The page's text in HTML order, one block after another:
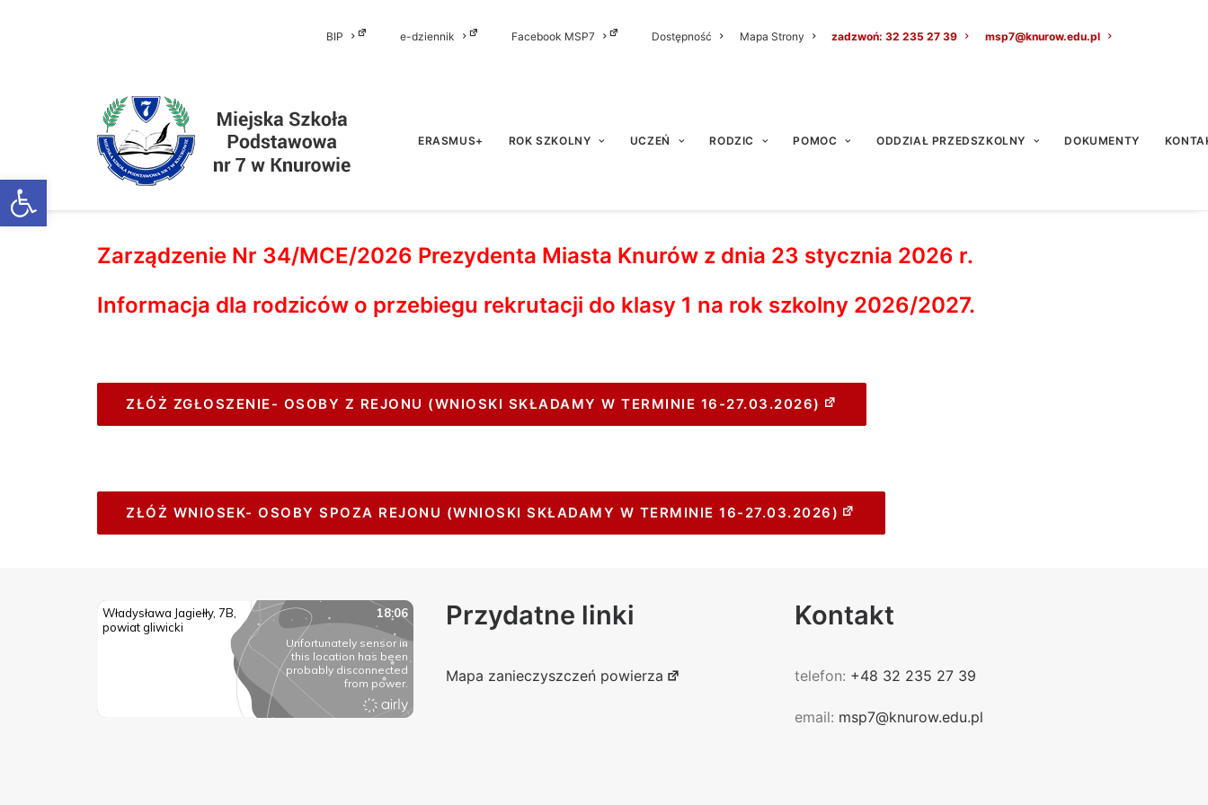
Otwórz pasek narzędzi
BIP e-dziennik Facebook MSP7 Dostępność Mapa Strony zadzwoń: 32 235 27 39 msp7@knurow.edu.pl
ERASMUS+ ROK SZKOLNY UCZEŃ RODZIC POMOC ODDZIAŁ PRZEDSZKOLNY DOKUMENTY
Zarządzenie Nr 34/MCE/2026 Prezydenta Miasta Knurów z dnia 23 stycznia 2026 r.
Informacja dla rodziców o przebiegu rekrutacji do klasy 1 na rok szkolny 2026/2027.
ZŁÓŻ ZGŁOSZENIE- OSOBY Z REJONU (WNIOSKI SKŁADAMY W TERMINIE 16-27.03.2026)
ZŁÓŻ WNIOSEK- OSOBY SPOZA REJONU (WNIOSKI SKŁADAMY W TERMINIE 16-27.03.2026)
Przydatne linki
Mapa zanieczyszczeń powierza
Kontakt
telefon: +48 32 235 27 39
email: msp7@knurow.edu.pl